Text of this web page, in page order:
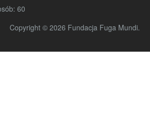
60
Copyright © 2026 Fundacja Fuga Mundi.